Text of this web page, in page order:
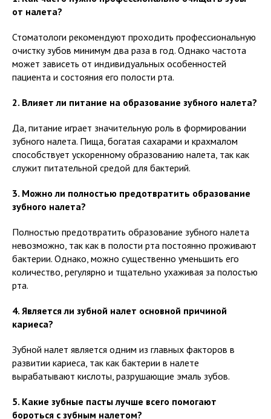
от налета?
Стоматологи рекомендуют проходить профессиональную
очистку зубов минимум два раза в год. Однако частота
может зависеть от индивидуальных особенностей
пациента и состояния его полости рта.
2. Влияет ли питание на образование зубного налета?
Да, питание играет значительную роль в формировании
зубного налета. Пища, богатая сахарами и крахмалом
способствует ускоренному образованию налета, так как
служит питательной средой для бактерий.
3. Можно ли полностью предотвратить образование
зубного налета?
Полностью предотвратить образование зубного налета
невозможно, так как в полости рта постоянно проживают
бактерии. Однако, можно существенно уменьшить его
количество, регулярно и тщательно ухаживая за полостью
рта.
4. Является ли зубной налет основной причиной
кариеса?
Зубной налет является одним из главных факторов в
развитии кариеса, так как бактерии в налете
вырабатывают кислоты, разрушающие эмаль зубов.
5. Какие зубные пасты лучше всего помогают
бороться с зубным налетом?